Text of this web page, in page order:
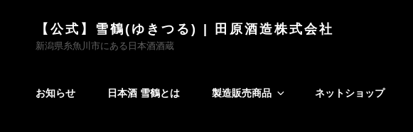
【公式】雪鶴(ゆきつる) | 田原酒造株式会社
新潟県糸魚川市にある日本酒酒蔵
お知らせ 日本酒 雪鶴とは 製造販売商品 ネットショップ